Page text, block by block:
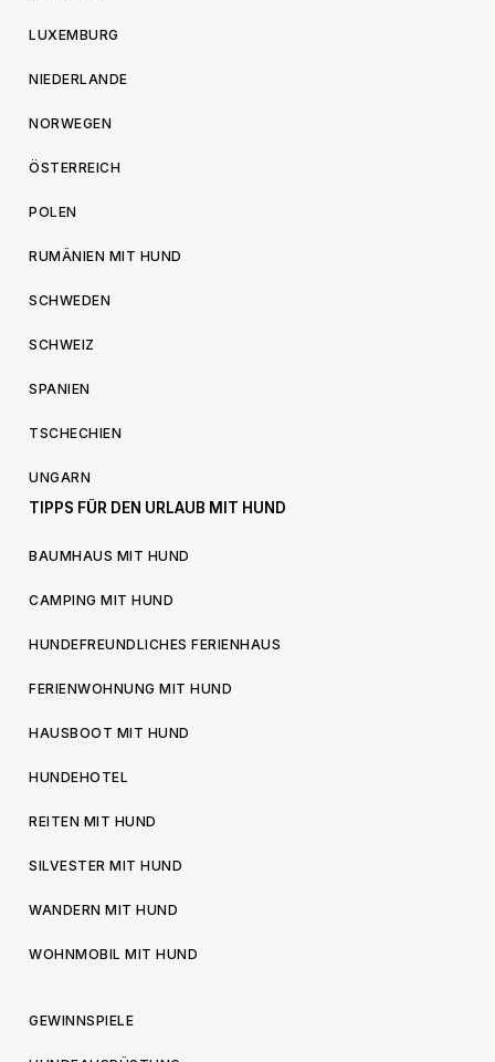
LUXEMBURG
NIEDERLANDE
NORWEGEN
ÖSTERREICH
POLEN
RUMÄNIEN MIT HUND
SCHWEDEN
SCHWEIZ
SPANIEN
TSCHECHIEN
UNGARN
TIPPS FÜR DEN URLAUB MIT HUND
BAUMHAUS MIT HUND
CAMPING MIT HUND
HUNDEFREUNDLICHES FERIENHAUS
FERIENWOHNUNG MIT HUND
HAUSBOOT MIT HUND
HUNDEHOTEL
REITEN MIT HUND
SILVESTER MIT HUND
WANDERN MIT HUND
WOHNMOBIL MIT HUND
GEWINNSPIELE